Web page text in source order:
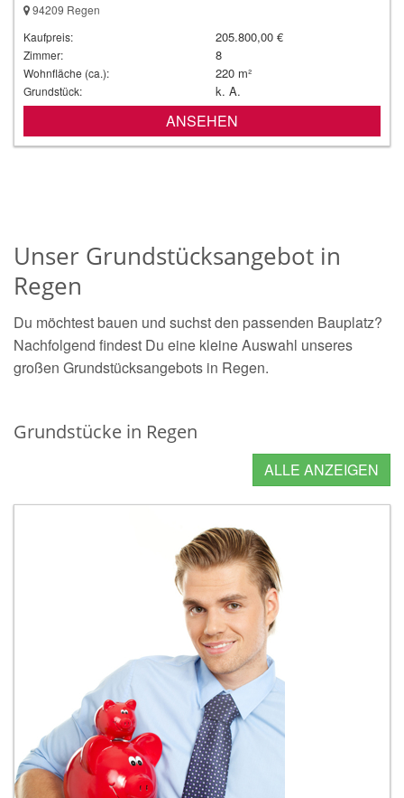
94209 Regen
Kaufpreis:
205.800,00 €
Zimmer: 8
Wohnfläche (ca.): 220 m²
Grundstück: k. A.
ANSEHEN
Unser Grundstücksangebot in
Regen
Du möchtest bauen und suchst den passenden Bauplatz?
Nachfolgend findest Du eine kleine Auswahl unseres
großen Grundstücksangebots in Regen.
Grundstücke in Regen
ALLE ANZEIGEN